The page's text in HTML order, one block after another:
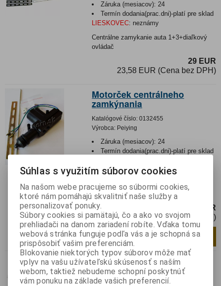
Záruka (mesiacov): 24
Termín dodania(prac.dni)-platí pre sklad
LIESKOVEC: neznámy
Centrálne zamykanie auta 1+3+diaľkový
ovládač
29 EUR
23,58 EUR (Cena bez DPH)
Motorček centrálneho
zamkýnania
Katalógové číslo: 0132455
Výrobca: Peiying
Záruka (mesiacov): 24
Termín dodania(prac.dni)-platí pre sklad
Hmotnosť balenia:0,2 kg
Motorček-centrálne zamykanie obyčajný
4,50 EUR
3,66 EUR (Cena bez DPH)
ks Pridať do košíka
Nie je na sklade
Centrálne zam.auta
1+3+diaľk.ovládanie
Súhlas s využitím súborov cookies
Na našom webe pracujeme so súbormi cookies,
ktoré nám pomáhajú skvalitniť naše služby a
personalizovať ponuky.
Súbory cookies si pamätajú, čo a ako vo svojom
prehliadači na danom zariadení robíte. Vďaka tomu
webová stránka funguje podľa vás a je schopná sa
prispôsobiť vašim preferenciám.
Blokovanie niektorých typov súborov môže mať
vplyv na vašu užívateľskú skúsenosť s naším
webom, taktiež nebudeme schopní poskytnúť
vám ponuku na základe vašich preferencií.